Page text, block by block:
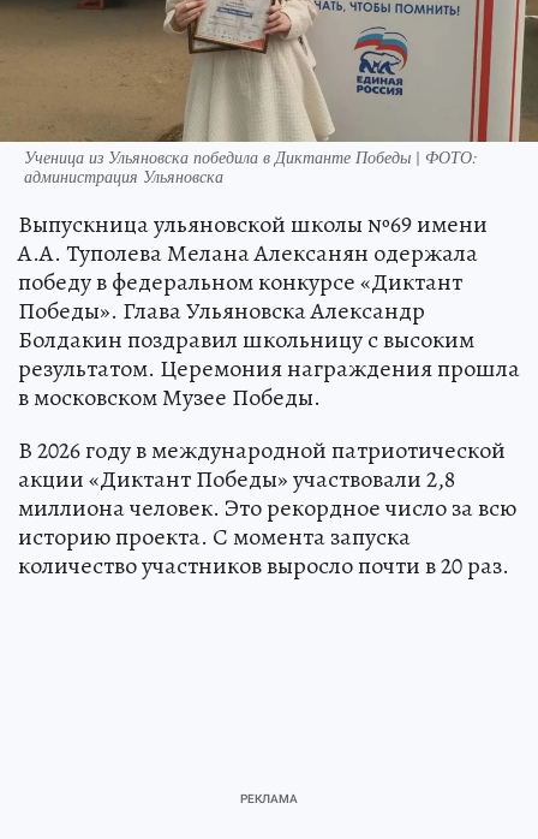
Ученица из Ульяновска победила в Диктанте Победы | ФОТО:
администрация Ульяновска
Выпускница ульяновской школы №69 имени
А.А. Туполева Мелана Алексанян одержала
победу в федеральном конкурсе «Диктант
Победы». Глава Ульяновска Александр
Болдакин поздравил школьницу с высоким
результатом. Церемония награждения прошла
в московском Музее Победы.
В 2026 году в международной патриотической
акции «Диктант Победы» участвовали 2,8
миллиона человек. Это рекордное число за всю
историю проекта. С момента запуска
количество участников выросло почти в 20 раз.